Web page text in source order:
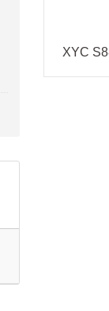
XYC